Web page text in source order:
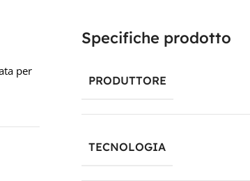
per
Specifiche prodotto
PRODUTTORE
TECNOLOGIA